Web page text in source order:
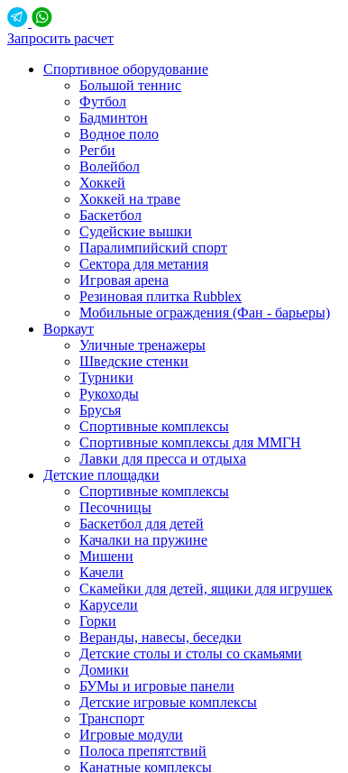
Запросить расчет
Спортивное оборудование
Большой теннис
Футбол
Бадминтон
Водное поло
Регби
Волейбол
Хоккей
Хоккей на траве
Баскетбол
Судейские вышки
Паралимпийский спорт
Сектора для метания
Игровая арена
Резиновая плитка Rubblex
Мобильные ограждения (Фан - барьеры)
Воркаут
Уличные тренажеры
Шведские стенки
Турники
Рукоходы
Брусья
Спортивные комплексы
Спортивные комплексы для ММГН
Лавки для пресса и отдыха
Детские площадки
Спортивные комплексы
Песочницы
Баскетбол для детей
Качалки на пружине
Мишени
Качели
Скамейки для детей, ящики для игрушек
Карусели
Горки
Веранды, навесы, беседки
Детские столы и столы со скамьями
Домики
БУМы и игровые панели
Детские игровые комплексы
Транспорт
Игровые модули
Полоса препятствий
Канатные комплексы